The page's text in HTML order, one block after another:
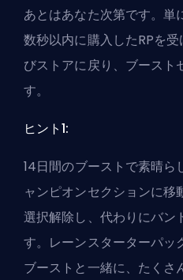
あとはあなた次第です。単
数秒以内に購入したRPを
びストアに戻り、ブースト
す。
ヒント1:
14日間のブーストで素晴ら
ャンピオンセクションに移
選択解除し、代わりにバン
す。レーンスターターパッ
ブーストと一緒に、たくさ